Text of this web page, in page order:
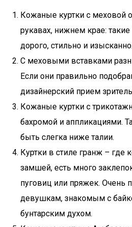
Кожаные куртки с меховой
рукавах, нижнем крае:
дорого, стильно и изысканно.
С меховыми вставками
Если они правильно
дизайнерский прием
Кожаные куртки с
бахромой и аппликациями.
быть слегка ниже талии.
Куртки в стиле гранж – где
замшей, есть много
пуговиц или пряжек. Очень
девушкам, знакомым с
бунтарским духом.